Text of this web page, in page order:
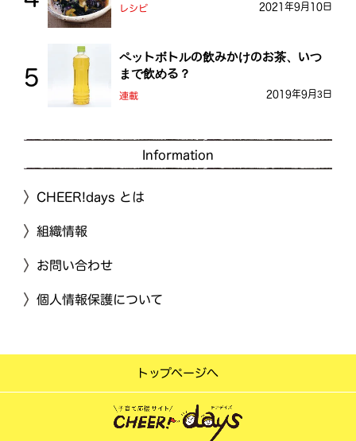
レシピ 2021年9月10日
ペットボトルの飲みかけのお茶、いつ
まで飲める？
連載 2019年9月3日
Information
CHEER!days とは
組織情報
お問い合わせ
個人情報保護について
トップページへ